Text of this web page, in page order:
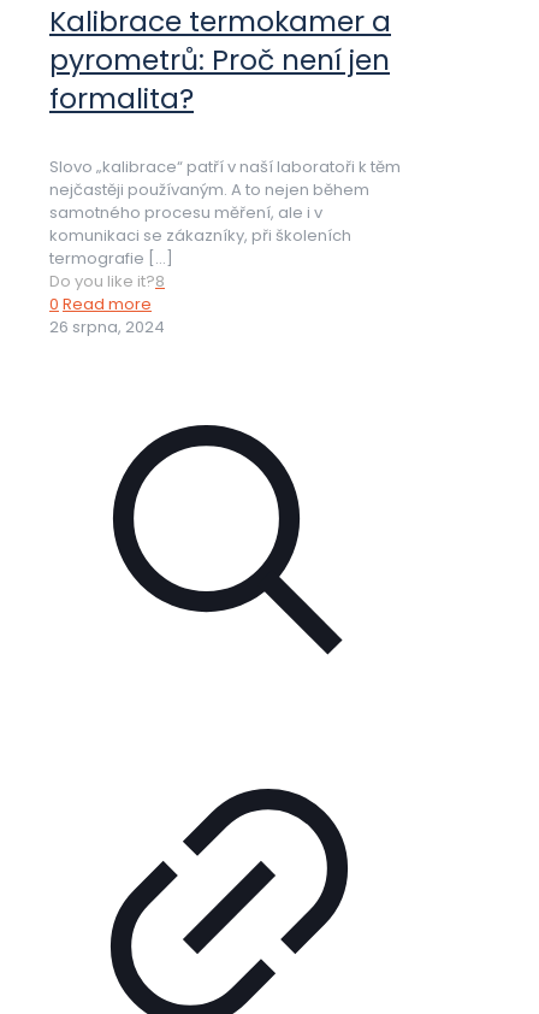
Kalibrace termokamer a
pyrometrů: Proč není jen
formalita?
Slovo „kalibrace“ patří v naší laboratoři k těm
nejčastěji používaným. A to nejen během
samotného procesu měření, ale i v
komunikaci se zákazníky, při školeních
termografie […]
Do you like it?8
0 Read more
26 srpna, 2024